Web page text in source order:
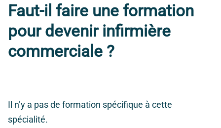
Faut-il faire une formation
pour devenir infirmière
commerciale ?
Il n’y a pas de formation spécifique à cette
spécialité.